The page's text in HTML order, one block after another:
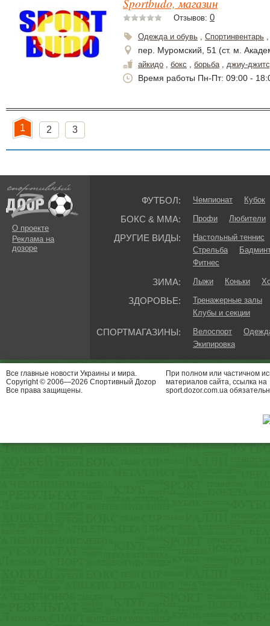
Sportbudo, магазин
Отзывов: 0
Одежда и обувь , Спортинвентарь
пер. Муромский, 51 (ст. м.
айкидо , бокс , борьба, джиу-
Время работы Пн-Пт: 09:00 -
1 2 3
О проекте
Реклама на
дозоре
ФУТБОЛ: Чемпионат Кубок
БОКС & ММА: Профи Любители
ДРУГИЕ ВИДЫ:
Настольный теннис
Стрельба
Фитнес
ЗИМА: Лыжи Коньки
ЗДОРОВЬЕ:
Тренажерные залы
Клубы и секции
СПОРТМАГАЗИНЫ: Велоспорт
Экипировка
Все главные новости Украины и мира.
Copyright © 2006—2026 Спортивный Доzор
Все права защищены.
При полном или частичном
материалов сайта, ссылка на
sport.dozor.com.ua